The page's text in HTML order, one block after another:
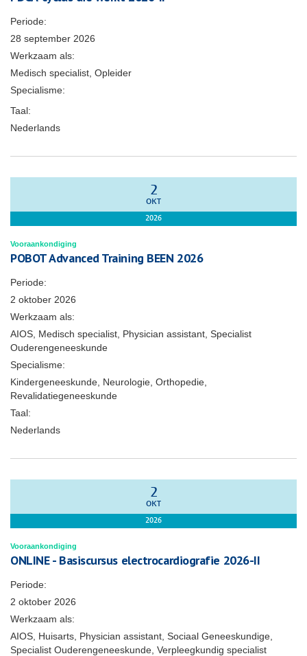
Periode:
28 september 2026
Werkzaam als:
Medisch specialist, Opleider
Specialisme:
Taal:
Nederlands
2
OKT
2026
Vooraankondiging
POBOT Advanced Training BEEN 2026
Periode:
2 oktober 2026
Werkzaam als:
AIOS, Medisch specialist, Physician assistant, Specialist
Ouderengeneeskunde
Specialisme:
Kindergeneeskunde, Neurologie, Orthopedie,
Revalidatiegeneeskunde
Taal:
Nederlands
2
OKT
2026
Vooraankondiging
ONLINE - Basiscursus electrocardiografie 2026-II
Periode:
2 oktober 2026
Werkzaam als:
AIOS, Huisarts, Physician assistant, Sociaal Geneeskundige,
Specialist Ouderengeneeskunde, Verpleegkundig specialist